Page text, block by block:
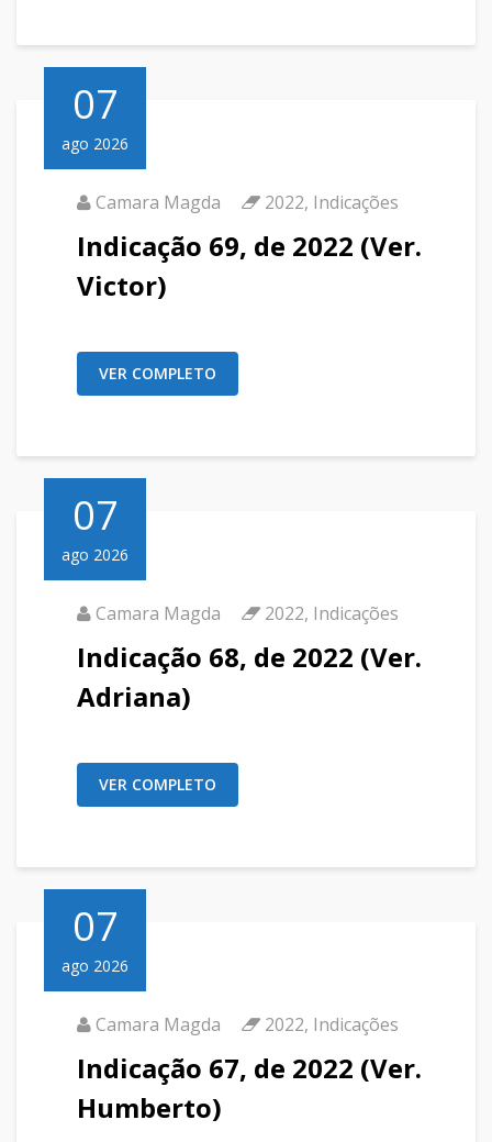
07
ago 2026
Camara Magda 2022, Indicações
Indicação 69, de 2022 (Ver.
Victor)
VER COMPLETO
07
ago 2026
Camara Magda 2022, Indicações
Indicação 68, de 2022 (Ver.
Adriana)
VER COMPLETO
07
ago 2026
Camara Magda 2022, Indicações
Indicação 67, de 2022 (Ver.
Humberto)